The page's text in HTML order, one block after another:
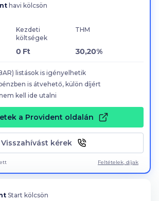
havi kölcsön
Kezdeti
költségek
0 Ft
THM
30,20%
listások is igényelhetik
is átvehető, külön díjért
kell ide utalni
a Provident oldalán
Visszahívást kérek
Feltételek, díjak
Start kölcsön